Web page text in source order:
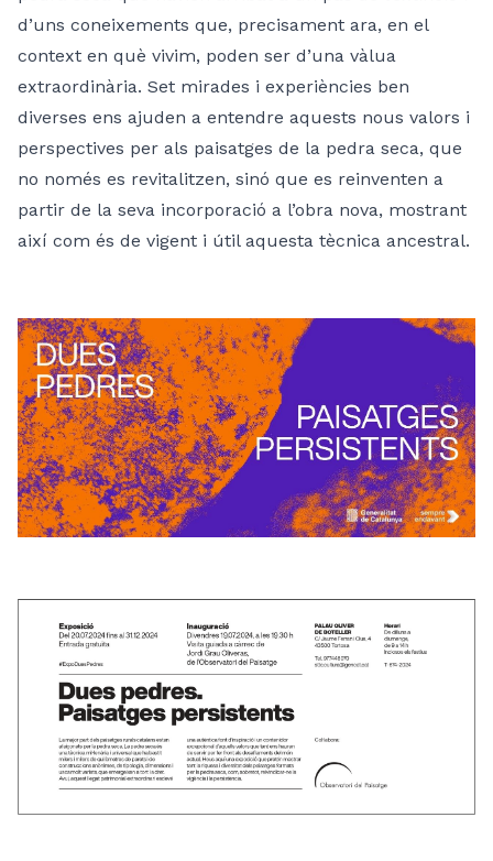
d’uns coneixements que, precisament ara, en el
context en què vivim, poden ser d’una vàlua
extraordinària. Set mirades i experiències ben
diverses ens ajuden a entendre aquests nous valors i
perspectives per als paisatges de la pedra seca, que
no només es revitalitzen, sinó que es reinventen a
partir de la seva incorporació a l’obra nova, mostrant
així com és de vigent i útil aquesta tècnica ancestral.